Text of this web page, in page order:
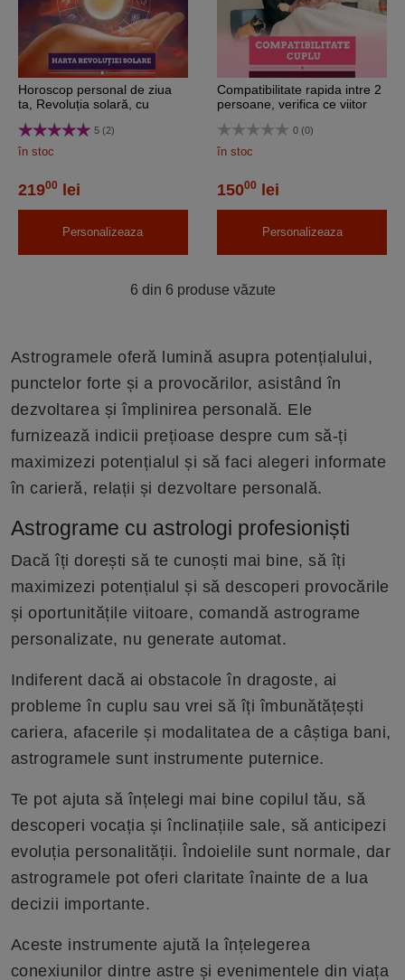
Horoscop personal de ziua
ta, Revoluția solară, cu
minute, e-mail5 (2)
în stoc
21900 lei
Personalizeaza
Compatibilitate rapida intre 2
persoane, verifica ce viitor
sentimental, studiu astrologic
0 (0)
în stoc
15000 lei
Personalizeaza
6 din 6 produse văzute
Astrogramele oferă lumină asupra potențialului,
punctelor forte și a provocărilor, asistând în
dezvoltarea și împlinirea personală. Ele
furnizează indicii prețioase despre cum să-ți
maximizezi potențialul și să faci alegeri informate
în carieră, relații și dezvoltare personală.
Astrograme cu astrologi profesioniști
Dacă îți dorești să te cunoști mai bine, să îți
maximizezi potențialul și să descoperi provocările
și oportunitățile viitoare, comandă astrograme
personalizate, nu generate automat.
Indiferent dacă ai obstacole în dragoste, ai
probleme în cuplu sau vrei să îți îmbunătățești
cariera, afacerile și modalitatea de a câștiga bani,
astrogramele sunt instrumente puternice.
Te pot ajuta să înțelegi mai bine copilul tău, să
descoperi vocația și înclinațiile sale, să anticipezi
evoluția personalității. Îndoielile sunt normale, dar
astrogramele pot oferi claritate înainte de a lua
decizii importante.
Aceste instrumente ajută la înțelegerea
conexiunilor dintre astre și evenimentele din viața